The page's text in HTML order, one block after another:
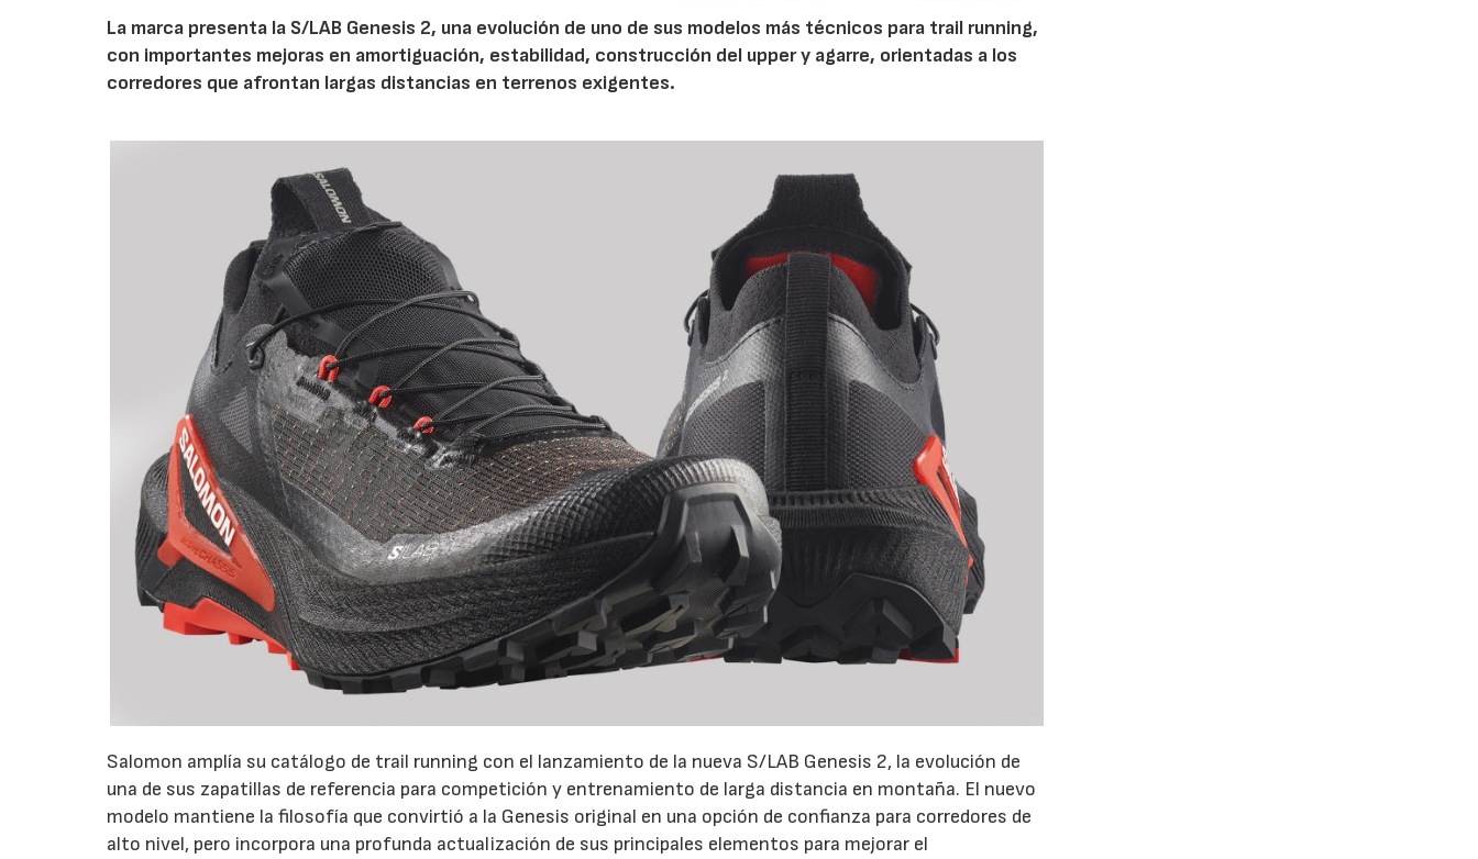
La marca presenta la S/LAB Genesis 2, una evolución de uno de sus modelos más técnicos para trail running,
con importantes mejoras en amortiguación, estabilidad, construcción del upper y agarre, orientadas a los
corredores que afrontan largas distancias en terrenos exigentes.
Salomon amplía su catálogo de trail running con el lanzamiento de la nueva S/LAB Genesis 2, la evolución de
una de sus zapatillas de referencia para competición y entrenamiento de larga distancia en montaña. El nuevo
modelo mantiene la filosofía que convirtió a la Genesis original en una opción de confianza para corredores de
alto nivel, pero incorpora una profunda actualización de sus principales elementos para mejorar el